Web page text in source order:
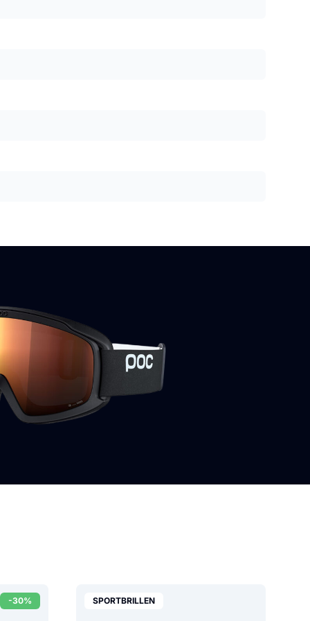
-30% SPORTBRILLEN